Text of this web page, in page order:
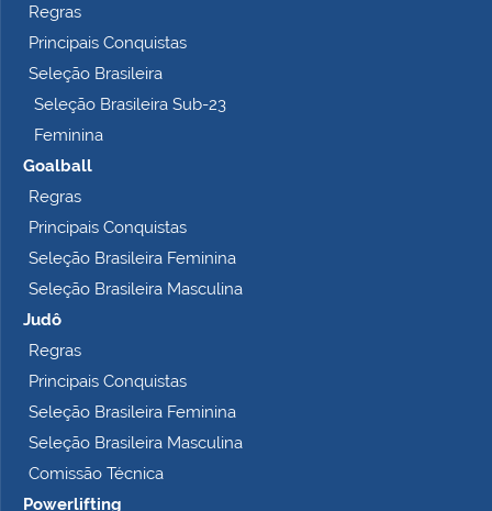
e
t
Regras
Principais Conquistas
Seleção Brasileira
Seleção Brasileira Sub-23
Feminina
Goalball
Regras
Principais Conquistas
Seleção Brasileira Feminina
Seleção Brasileira Masculina
Judô
Regras
Principais Conquistas
Seleção Brasileira Feminina
Seleção Brasileira Masculina
Comissão Técnica
Powerlifting